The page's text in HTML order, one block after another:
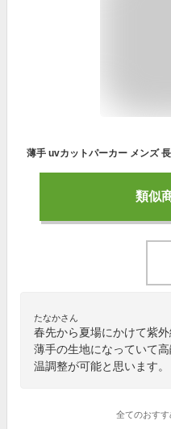
類似
たなかさん
春先から夏場にかけて紫
薄手の生地になっていて
温調整が可能と思います。
全てのおすす